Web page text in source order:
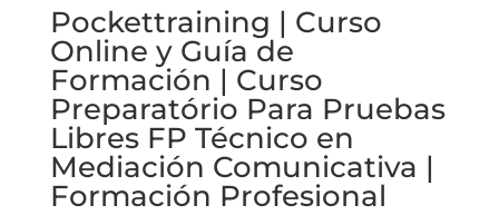
Pockettraining | Curso
Online y Guía de
Formación | Curso
Preparatório Para Pruebas
Libres FP Técnico en
Mediación Comunicativa |
Formación Profesional